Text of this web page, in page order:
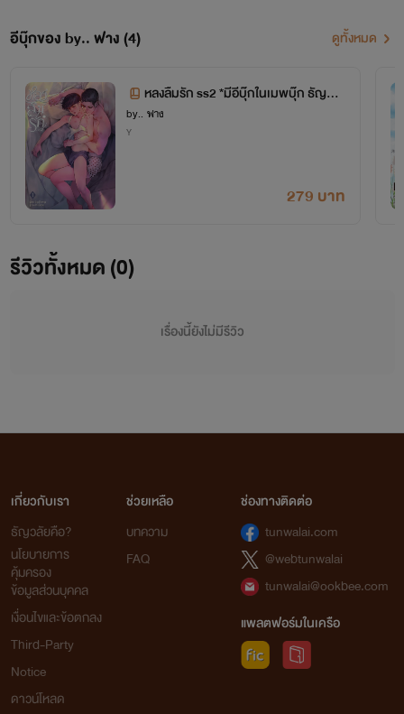
อีบุ๊กของ by.. ฟาง (4) ดูทั้งหมด
หลงลืมรัก ss2 *มีอีบุ๊กในเมพบุ๊ก ธัญวลั
ย
by.. ฟาง
Y
279 บาท
รีวิวทั้งหมด (0)
เรื่องนี้ยังไม่มีรีวิว
เกี่ยวกับเรา
ธัญวลัยคือ?
นโยบายการ
คุ้มครอง
ข้อมูลส่วนบุคคล
เงื่อนไขและข้อตกลง
Third-Party
Notice
ดาวน์โหลด
ช่วยเหลือ
บทความ
FAQ
ช่องทางติดต่อ
tunwalai.com
@webtunwalai
tunwalai@ookbee.com
แพลตฟอร์มในเครือ